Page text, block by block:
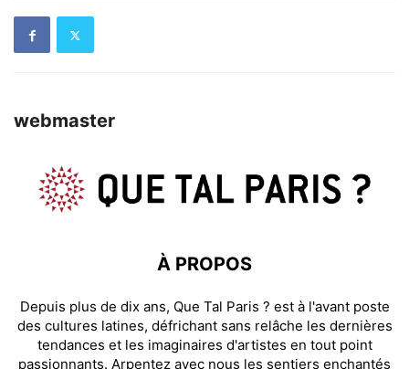
webmaster
À PROPOS
Depuis plus de dix ans, Que Tal Paris ? est à l'avant poste
des cultures latines, défrichant sans relâche les dernières
tendances et les imaginaires d'artistes en tout point
passionnants. Arpentez avec nous les sentiers enchantés